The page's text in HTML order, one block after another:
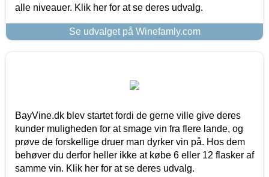
alle niveauer. Klik her for at se deres udvalg.
Se udvalget på Winefamly.com
BayVine.dk blev startet fordi de gerne ville give deres
kunder muligheden for at smage vin fra flere lande, og
prøve de forskellige druer man dyrker vin på. Hos dem
behøver du derfor heller ikke at købe 6 eller 12 flasker af
samme vin. Klik her for at se deres udvalg.